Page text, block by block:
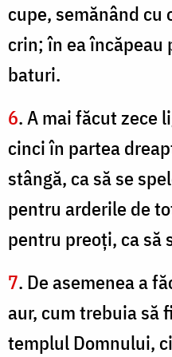
cupe, semănând cu
crin; în ea încăpeau
baturi.
6. A mai făcut zece
cinci în partea
stângă, ca să se
pentru arderile de
pentru preoţi, ca să
7. De asemenea a
aur, cum trebuia să
templul Domnului,